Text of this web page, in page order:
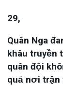
29,
Quân Nga
khâu truyền
quân đội
quả nơi trận